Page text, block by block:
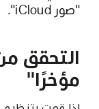
"صور iCloud".
التحقق
مؤخرًا"